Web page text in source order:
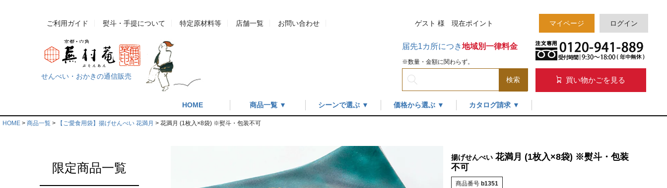
ご利用ガイド 熨斗・手提について 特定原材料等 店舗一覧 お問い合わせ ゲスト 様 現在ポイント マイページ ログイン
せんべい・おかきの通信販売 検索
届先1カ所につき地域別一律料金
※数量・金額に関わらず。
買い物かごを見る
HOME 商品一覧 ▼ シーンで選ぶ ▼ 価格から選ぶ ▼ カタログ請求 ▼
HOME 商品一覧 【ご愛食用袋】揚げせんべい 花満月 花満月 (1枚入×8袋) ※熨斗・包装不可
限定商品一覧
揚げせんべい 花満月 (1枚入×8袋) ※熨斗・包装
不可
商品番号 b1351